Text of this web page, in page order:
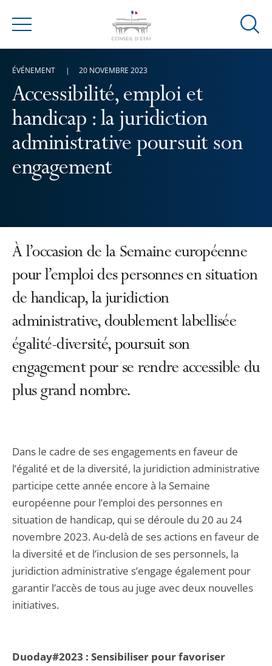
Menu
Ouvrir
Accessibilité, emploi et
handicap : la juridiction
administrative poursuit son
engagement
ÉVÉNEMENT 20 NOVEMBRE 2023
À l’occasion de la Semaine européenne
pour l’emploi des personnes en situation
de handicap, la juridiction
administrative, doublement labellisée
égalité-diversité, poursuit son
engagement pour se rendre accessible du
plus grand nombre.
Dans le cadre de ses engagements en faveur de
l’égalité et de la diversité, la juridiction administrative
participe cette année encore à la Semaine
européenne pour l’emploi des personnes en
situation de handicap, qui se déroule du 20 au 24
novembre 2023. Au-delà de ses actions en faveur de
la diversité et de l’inclusion de ses personnels, la
juridiction administrative s’engage également pour
garantir l’accès de tous au juge avec deux nouvelles
initiatives.
Duoday#2023 : Sensibiliser pour favoriser